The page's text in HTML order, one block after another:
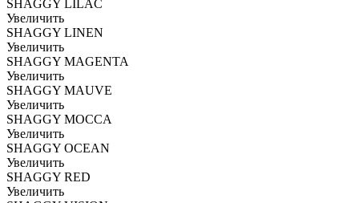
SHAGGY LILAC
Увеличить
SHAGGY LINEN
Увеличить
SHAGGY MAGENTA
Увеличить
SHAGGY MAUVE
Увеличить
SHAGGY MOCCA
Увеличить
SHAGGY OCEAN
Увеличить
SHAGGY RED
Увеличить